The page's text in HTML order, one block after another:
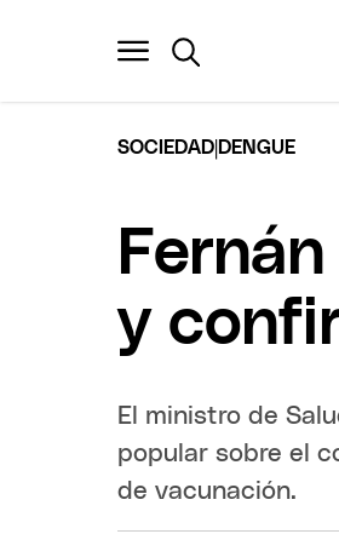
SOCIEDAD DENGUE
y
El ministro de
popular sobre el
de vacunación.